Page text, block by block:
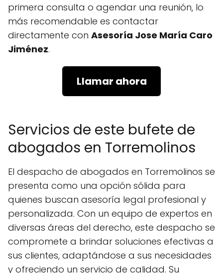
primera consulta o agendar una reunión, lo
más recomendable es contactar
directamente con Asesoría Jose María Caro
Jiménez.
Llamar ahora
Servicios de este bufete de
abogados en Torremolinos
El despacho de abogados en Torremolinos se
presenta como una opción sólida para
quienes buscan asesoría legal profesional y
personalizada. Con un equipo de expertos en
diversas áreas del derecho, este despacho se
compromete a brindar soluciones efectivas a
sus clientes, adaptándose a sus necesidades
y ofreciendo un servicio de calidad. Su